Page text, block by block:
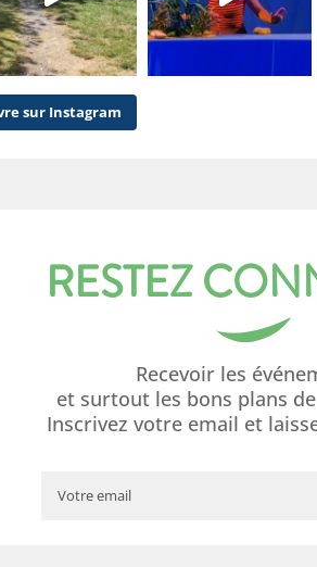
sur Instagram
RESTEZ
Recevoir les
et surtout les bons plans
Inscrivez votre email et